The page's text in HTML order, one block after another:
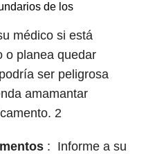
de los
médico si está
o planea quedar
ser peligrosa
amamantar
2
: Informe a su